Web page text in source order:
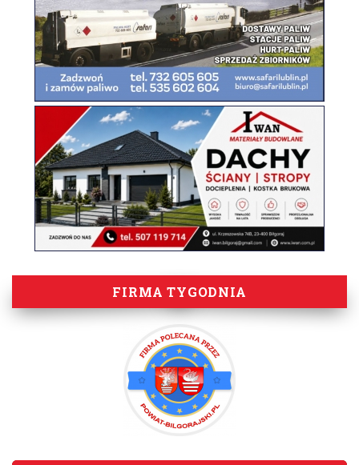
FIRMA TYGODNIA